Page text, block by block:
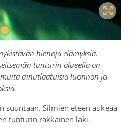
hienoja elämyksiä.
tunturin alueella on
ainutlaatuisia luonnon ja
suuntaan. Silmien eteen aukeaa
tunturin rakkainen laki.